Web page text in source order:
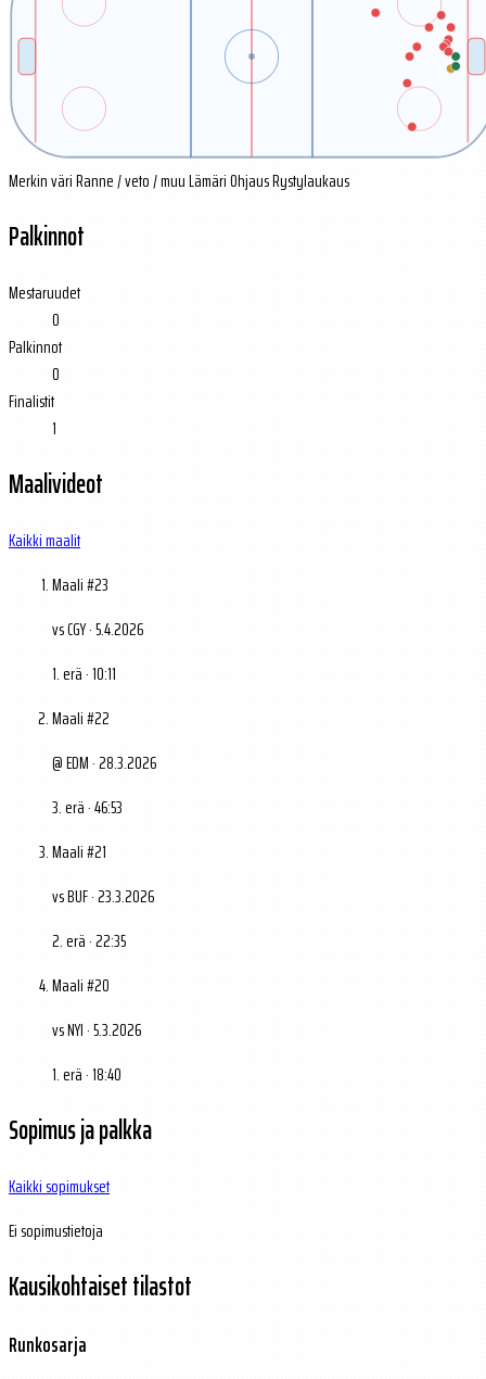
Merkin väriRanne / veto / muuLämäriOhjausRystylaukaus
Palkinnot
Mestaruudet
0
Palkinnot
0
Finalistit
1
Maalivideot
Kaikki maalit
Maali #23
vs CGY · 5.4.2026
1. erä · 10:11
Maali #22
@ EDM · 28.3.2026
3. erä · 46:53
Maali #21
vs BUF · 23.3.2026
2. erä · 22:35
Maali #20
vs NYI · 5.3.2026
1. erä · 18:40
Sopimus ja palkka
Kaikki sopimukset
Ei sopimustietoja
Kausikohtaiset tilastot
Runkosarja